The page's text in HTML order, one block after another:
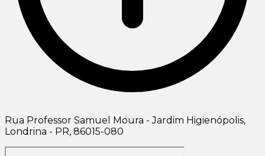
Rua Professor Samuel Moura - Jardim Higienópolis,
Londrina - PR, 86015-080